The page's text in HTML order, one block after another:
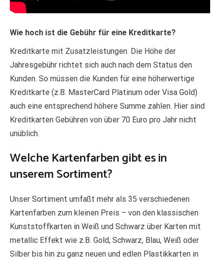
Wie hoch ist die Gebühr für eine Kreditkarte?
Kreditkarte mit Zusatzleistungen. Die Höhe der
Jahresgebühr richtet sich auch nach dem Status den
Kunden. So müssen die Kunden für eine höherwertige
Kreditkarte (z.B. MasterCard Platinum oder Visa Gold)
auch eine entsprechend höhere Summe zahlen. Hier sind
Kreditkarten Gebühren von über 70 Euro pro Jahr nicht
unüblich.
Welche Kartenfarben gibt es in
unserem Sortiment?
Unser Sortiment umfaßt mehr als 35 verschiedenen
Kartenfarben zum kleinen Preis – von den klassischen
Kunststoffkarten in Weiß und Schwarz über Karten mit
metallic Effekt wie z.B. Gold, Schwarz, Blau, Weiß oder
Silber bis hin zu ganz neuen und edlen Plastikkarten in